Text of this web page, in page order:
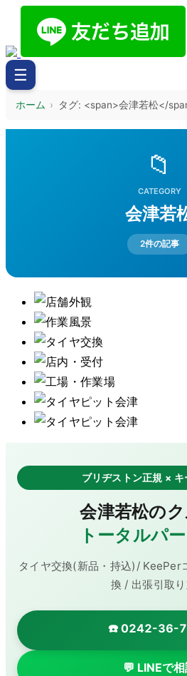
☰
ホーム › タグ: <span>会津若松</
📁
CATEGORY
会津若
2件の記事
ブリヂストン正規 ×
会津若松の
トータルパ
タイヤ交換(新品・持込)/ KeePer
換 / 出張引取
☎️ 0242-36-
💬 LINEで